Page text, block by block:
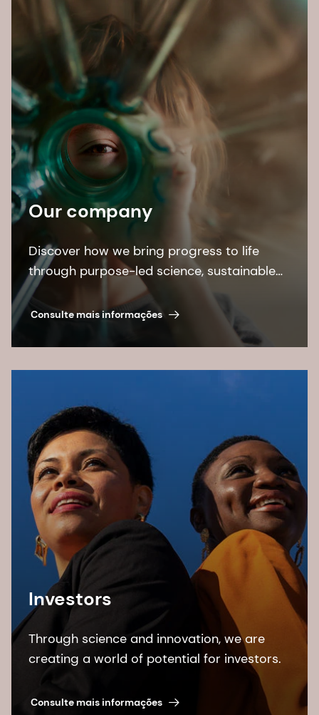
Our company
Discover how we bring progress to life
through purpose-led science, sustainable
solutions, and leading by example.
Consulte mais informações
Investors
Through science and innovation, we are
creating a world of potential for investors.
Consulte mais informações